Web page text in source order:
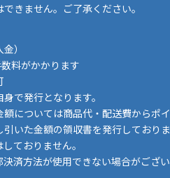
きません。ご了承ください。
）
料がかかります
で発行となります。
については商品代・配送費からポイ
引いた金額の領収書を発行しておりま
ておりません。
済方法が使用できない場合がござい